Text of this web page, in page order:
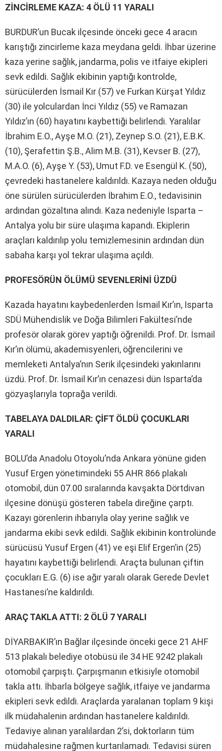
ZİNCİRLEME KAZA: 4 ÖLÜ 11 YARALI
BURDUR’un Bucak ilçesinde önceki gece 4 aracın
karıştığı zincirleme kaza meydana geldi. İhbar üzerine
kaza yerine sağlık, jandarma, polis ve itfaiye ekipleri
sevk edildi. Sağlık ekibinin yaptığı kontrolde,
sürücülerden İsmail Kır (57) ve Furkan Kürşat Yıldız
(30) ile yolculardan İnci Yıldız (55) ve Ramazan
Yıldız’ın (60) hayatını kaybettiği belirlendi. Yaralılar
İbrahim E.O., Ayşe M.O. (21), Zeynep S.O. (21), E.B.K.
(10), Şerafettin Ş.B., Alim M.B. (31), Kevser B. (27),
M.A.O. (6), Ayşe Y. (53), Umut F.D. ve Esengül K. (50),
çevredeki hastanelere kaldırıldı. Kazaya neden olduğu
öne sürülen sürücülerden İbrahim E.O., tedavisinin
ardından gözaltına alındı. Kaza nedeniyle Isparta –
Antalya yolu bir süre ulaşıma kapandı. Ekiplerin
araçları kaldırılıp yolu temizlemesinin ardından dün
sabaha karşı yol tekrar ulaşıma açıldı.
PROFESÖRÜN ÖLÜMÜ SEVENLERİNİ ÜZDÜ
Kazada hayatını kaybedenlerden İsmail Kır’ın, Isparta
SDÜ Mühendislik ve Doğa Bilimleri Fakültesi’nde
profesör olarak görev yaptığı öğrenildi. Prof. Dr. İsmail
Kır’ın ölümü, akademisyenleri, öğrencilerini ve
memleketi Antalya’nın Serik ilçesindeki yakınlarını
üzdü. Prof. Dr. İsmail Kır’ın cenazesi dün Isparta’da
gözyaşlarıyla toprağa verildi.
TABELAYA DALDILAR: ÇİFT ÖLDÜ ÇOCUKLARI
YARALI
BOLU’da Anadolu Otoyolu’nda Ankara yönüne giden
Yusuf Ergen yönetimindeki 55 AHR 866 plakalı
otomobil, dün 07.00 sıralarında kavşakta Dörtdivan
ilçesine dönüşü gösteren tabela direğine çarptı.
Kazayı görenlerin ihbarıyla olay yerine sağlık ve
jandarma ekibi sevk edildi. Sağlık ekibinin kontrolünde
sürücüsü Yusuf Ergen (41) ve eşi Elif Ergen’in (25)
hayatını kaybettiği belirlendi. Araçta bulunan çiftin
çocukları E.G. (6) ise ağır yaralı olarak Gerede Devlet
Hastanesi’ne kaldırıldı.
ARAÇ TAKLA ATTI: 2 ÖLÜ 7 YARALI
DİYARBAKIR’ın Bağlar ilçesinde önceki gece 21 AHF
513 plakalı belediye otobüsü ile 34 HE 9242 plakalı
otomobil çarpıştı. Çarpışmanın etkisiyle otomobil
takla attı. İhbarla bölgeye sağlık, itfaiye ve jandarma
ekipleri sevk edildi. Araçlarda yaralanan toplam 9 kişi
ilk müdahalenin ardından hastanelere kaldırıldı.
Tedaviye alınan yaralılardan 2’si, doktorların tüm
müdahalesine rağmen kurtarılamadı. Tedavisi süren